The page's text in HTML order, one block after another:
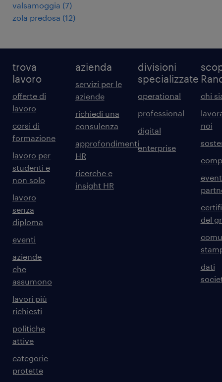
valsamoggia (7)
zola predosa (12)
trova
lavoro
offerte di
lavoro
corsi di
formazione
lavoro per
studenti e
non solo
lavoro
senza
diploma
eventi
aziende
che
assumono
lavori più
richiesti
politiche
attive
categorie
protette
azienda
servizi per le
aziende
richiedi una
consulenza
approfondimenti
HR
ricerche e
insight HR
divisioni
specializzate
operational
professional
digital
enterprise
chi
noi
del
dati